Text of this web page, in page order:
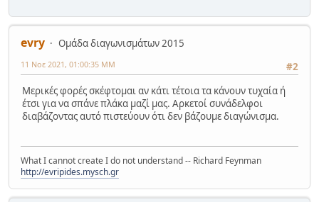
evry
Ομάδα διαγωνισμάτων 2015
#2
11 Νοε 2021, 01:00:35 ΜΜ
Μερικές φορές σκέφτομαι αν κάτι τέτοια τα κάνουν τυχαία ή
έτσι για να σπάνε πλάκα μαζί μας. Αρκετοί συνάδελφοι
διαβάζοντας αυτό πιστεύουν ότι δεν βάζουμε διαγώνισμα.
What I cannot create I do not understand -- Richard Feynman
http://evripides.mysch.gr